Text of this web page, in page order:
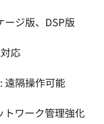
ージ版、DSP版
応
遠隔操作可能
トワーク管理強化